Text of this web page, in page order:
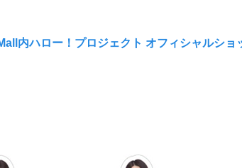
内ハロー！プロジェクト オフィシャルショ